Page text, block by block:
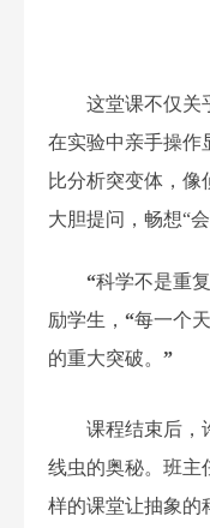
这堂课不仅关
在实验中亲手操作
比分析突变体，像
大胆提问， 畅想“
“科学不是重
励学生， “每一个
的重大突破。 ”
课程结束后，
线虫的奥秘。班主
样的课堂让抽象的